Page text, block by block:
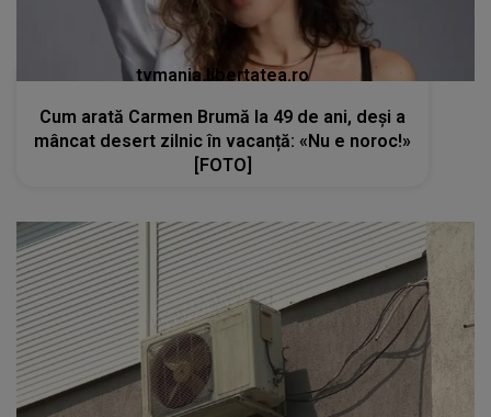
tvmania.libertatea.ro
Cum arată Carmen Brumă la 49 de ani, deși a
mâncat desert zilnic în vacanță: «Nu e noroc!»
[FOTO]